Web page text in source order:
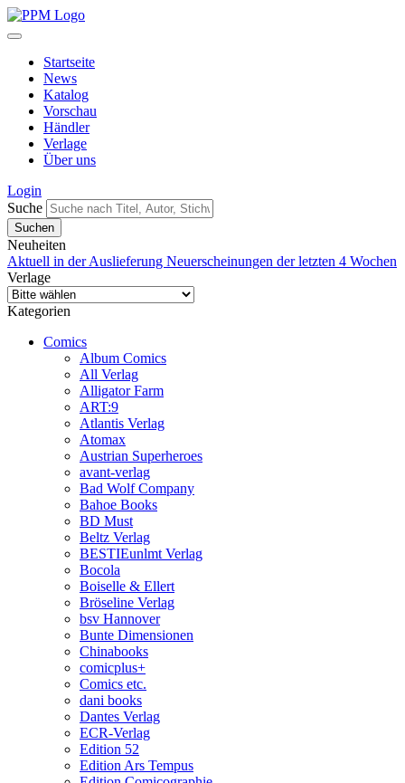
Startseite
News
Katalog
Vorschau
Händler
Verlage
Über uns
Login
Suche
Neuheiten
Aktuell in der Auslieferung Neuerscheinungen der letzten 4 Wochen
Verlage
Kategorien
Comics
Album Comics
All Verlag
Alligator Farm
ART:9
Atlantis Verlag
Atomax
Austrian Superheroes
avant-verlag
Bad Wolf Company
Bahoe Books
BD Must
Beltz Verlag
BESTIEunlmt Verlag
Bocola
Boiselle & Ellert
Bröseline Verlag
bsv Hannover
Bunte Dimensionen
Chinabooks
comicplus+
Comics etc.
dani books
Dantes Verlag
ECR-Verlag
Edition 52
Edition Ars Tempus